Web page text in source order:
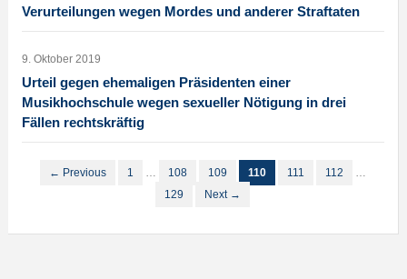
Verurteilungen wegen Mordes und anderer Straftaten
9. Oktober 2019
Urteil gegen ehemaligen Präsidenten einer
Musikhochschule wegen sexueller Nötigung in drei
Fällen rechtskräftig
← Previous 1 … 108 109 110 111 112
…
129
Next →